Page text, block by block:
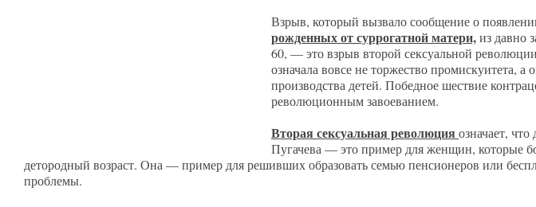
Взрыв, который вызвало сообщение о
рожденных от суррогатной матери,из давно
60, –– этовзрыв второй сексуальной
означала вовсе не торжество промискуитета, а
производства детей. Победное шествие
революционным завоеванием.
Вторая сексуальная революцияозначает,
Пугачева –– это пример для женщин, которые
детородный возраст. Она –– пример для решивших образовать семью пенсионеров или
проблемы.